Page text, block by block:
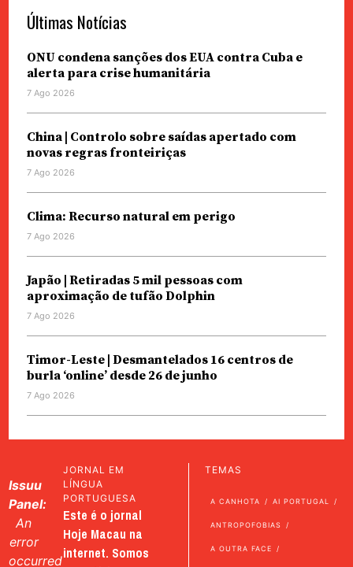
Últimas Notícias
ONU condena sanções dos EUA contra Cuba e
alerta para crise humanitária
7 Ago 2026
China | Controlo sobre saídas apertado com
novas regras fronteiriças
7 Ago 2026
Clima: Recurso natural em perigo
7 Ago 2026
Japão | Retiradas 5 mil pessoas com
aproximação de tufão Dolphin
7 Ago 2026
Timor-Leste | Desmantelados 16 centros de
burla ‘online’ desde 26 de junho
7 Ago 2026
Issuu
Panel:
An
error
occurred
JORNAL EM
LÍNGUA
PORTUGUESA
Este é o jornal
Hoje Macau na
internet. Somos
TEMAS
A CANHOTA AI PORTUGAL
ANTROPOFOBIAS
A OUTRA FACE